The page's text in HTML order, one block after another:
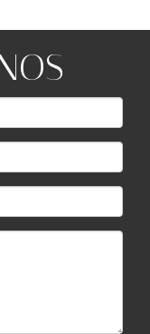
ser utilizados
compradores.
como Amparo
y asegurarte